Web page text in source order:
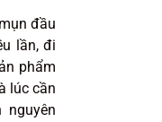
đầu
lần, đi
phẩm
lúc cần